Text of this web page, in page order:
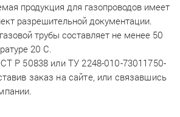
продукция для газопроводов имеет
разрешительной документации.
трубы составляет не менее 50
20 С.
Р 50838 или ТУ 2248-010-73011750-
заказ на сайте, или связавшись